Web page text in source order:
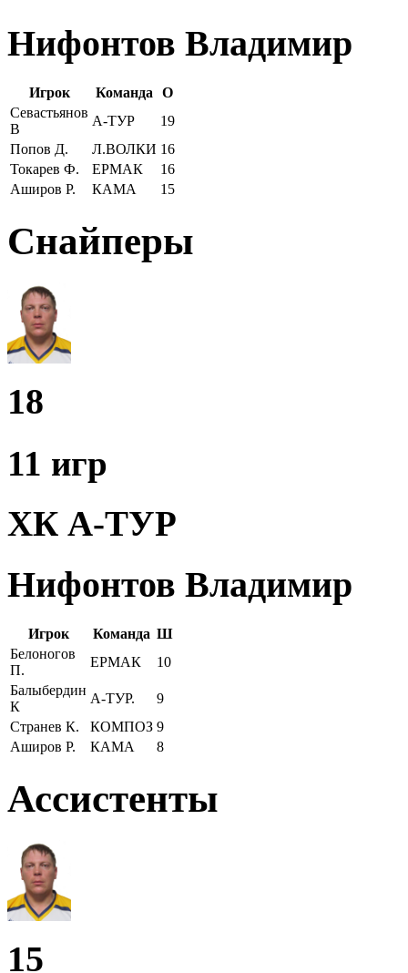
Нифонтов Владимир
Игрок Команда
О
Севастьянов
В
А-ТУР
19
Попов Д.
Л.ВОЛКИ 16
Токарев Ф.
ЕРМАК
16
Аширов Р.
КАМА 15
Снайперы
18
11 игр
ХК А-ТУР
Нифонтов Владимир
Игрок Команда Ш
Белоногов
П.
ЕРМАК
10
Балыбердин
К
А-ТУР.
9
Странев К.
КОМПОЗ 9
Аширов Р.
КАМА 8
Ассистенты
15